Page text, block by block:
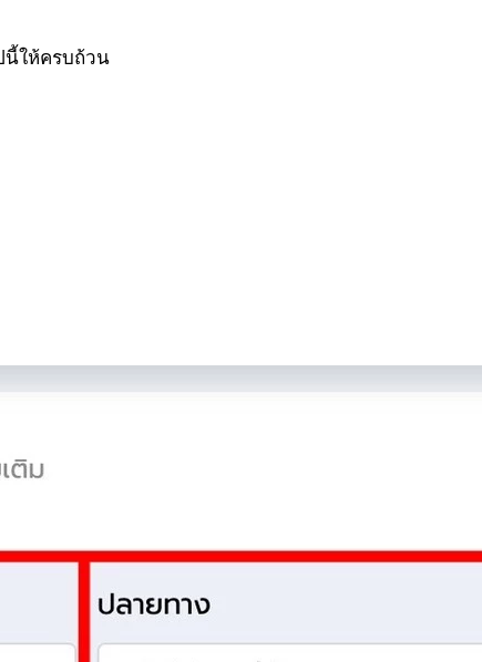
นี้ให้ครบถ้วน